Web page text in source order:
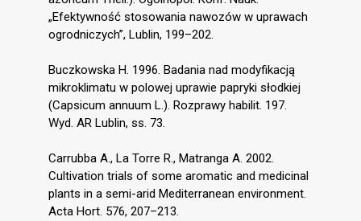
„Efektywność stosowania nawozów w uprawach
ogrodniczych”, Lublin, 199–202.
Buczkowska H. 1996. Badania nad modyfikacją
mikroklimatu w polowej uprawie papryki słodkiej
(Capsicum annuum L.). Rozprawy habilit. 197.
Wyd. AR Lublin, ss. 73.
Carrubba A., La Torre R., Matranga A. 2002.
Cultivation trials of some aromatic and medicinal
plants in a semi-arid Mediterranean environment.
Acta Hort. 576, 207–213.